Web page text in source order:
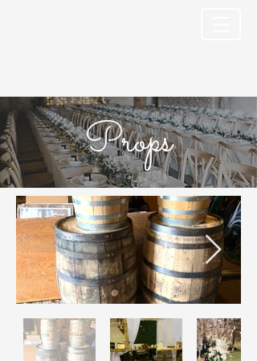
Props